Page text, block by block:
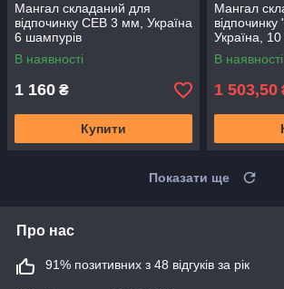
Мангал складаний для
відпочинку СЕВ 3 мм, Україна
6 шампурів
В наявності
1 160 ₴
Купити
Мангал
Україна,
В наявності
1 503,50
Показати ще
Про нас
91% позитивних з 48 відгуків за рік